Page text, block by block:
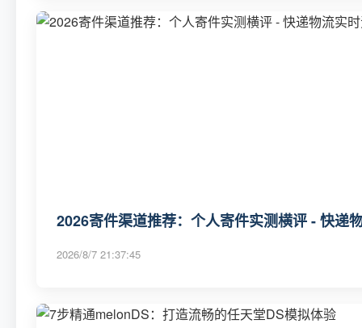
2026寄件渠道推荐：个人寄件实测横评 - 快递
2026/8/7 21:37:45